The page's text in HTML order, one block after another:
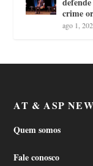
crime
ago 1,
AT & ASP
Quem somos
Fale conosco